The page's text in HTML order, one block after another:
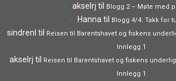
akselrj til Blogg 2 – Møte med
Hanna til Blogg 4/4: Takk for
sindrenl til Reisen til Barentshavet og fiskens
Innlegg 1
akselrj til Reisen til Barentshavet og fiskens
Innlegg 1